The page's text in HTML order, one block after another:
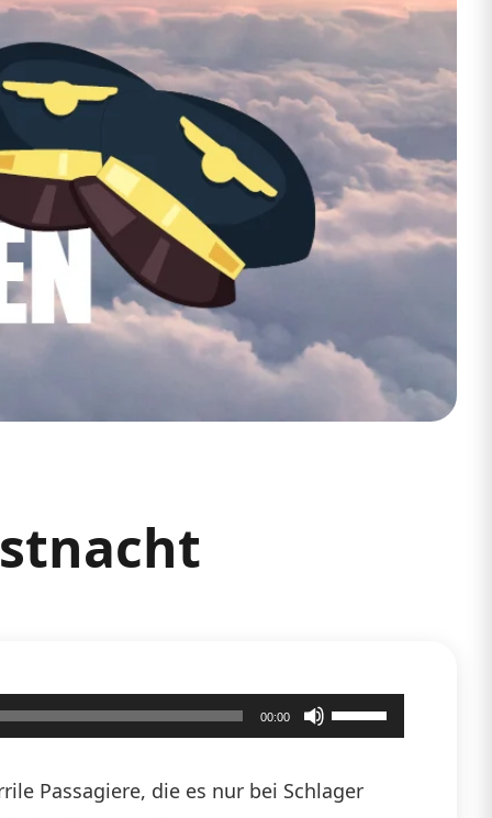
00:00
Pfeiltasten
Passagiere, die es nur bei Schlager